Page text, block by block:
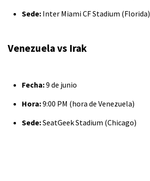
Sede:Inter Miami CF Stadium (Florida)
Venezuela vs Irak
Fecha:9 de junio
Hora:9:00 PM (hora de Venezuela)
Sede:SeatGeek Stadium (Chicago)